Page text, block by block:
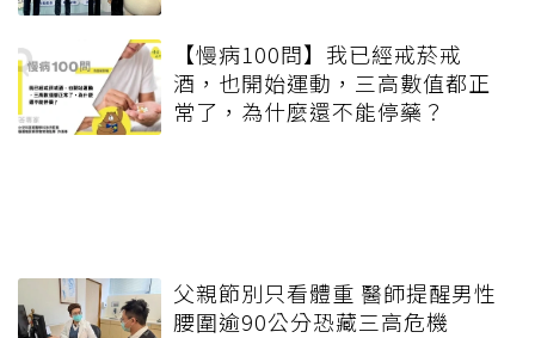
【慢病100問】我已經戒菸戒
酒，也開始運動，三高數值都正
常了，為什麼還不能停藥？
父親節別只看體重 醫師提醒男性
腰圍逾90公分恐藏三高危機